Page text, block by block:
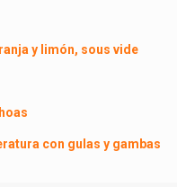
y limón, sous vide
con gulas y gambas